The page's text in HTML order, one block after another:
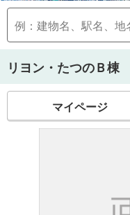
リヨン・たつのＢ棟
マイページ